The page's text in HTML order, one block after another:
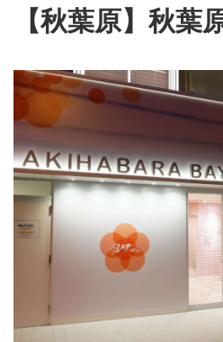
【秋葉原】秋葉